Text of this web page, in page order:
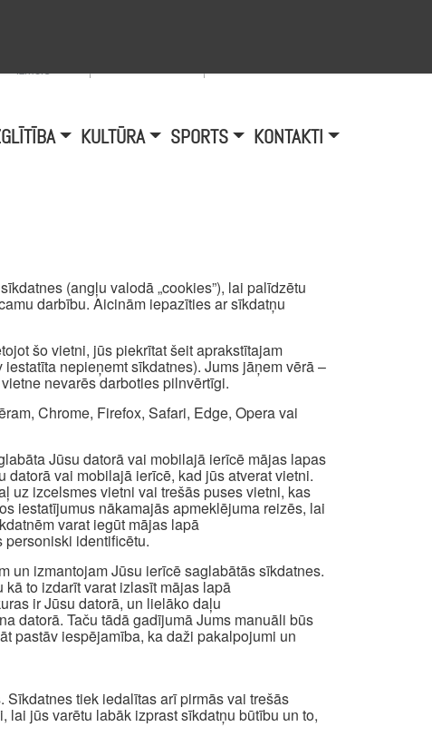
izmērs
KULTŪRA SPORTS KONTAKTI
(angļu valodā „cookies”), lai palīdzētu
darbību. Aicinām iepazīties ar sīkdatņu
šo vietni, jūs piekrītat šeit aprakstītajam
nepieņemt sīkdatnes). Jums jāņem vērā –
nevarēs darboties pilnvērtīgi.
Chrome, Firefox, Safari, Edge, Opera vai
Jūsu datorā vai mobilajā ierīcē mājas lapas
vai mobilajā ierīcē, kad jūs atverat vietni.
uz izcelsmes vietni vai trešās puses vietni, kas
iestatījumus nākamajās apmeklējuma reizēs, lai
varat iegūt mājas lapā
personiski identificētu.
un izmantojam Jūsu ierīcē saglabātās sīkdatnes.
to izdarīt varat izlasīt mājas lapā
ir Jūsu datorā, un lielāko daļu
datorā. Taču tādā gadījumā Jums manuāli būs
pastāv iespējamība, ka daži pakalpojumi un
tiek iedalītas arī pirmās vai trešās
jūs varētu labāk izprast sīkdatņu būtību un to,